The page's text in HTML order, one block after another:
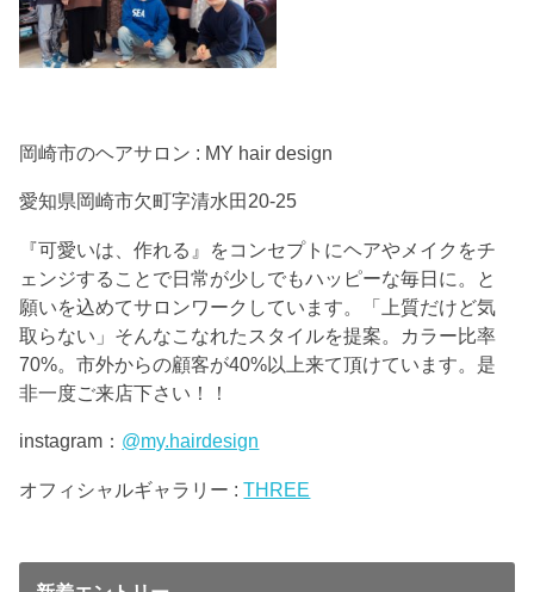
岡崎市のヘアサロン : MY hair design
愛知県岡崎市欠町字清水田20-25
『可愛いは、作れる』をコンセプトにヘアやメイクをチ
ェンジすることで日常が少しでもハッピーな毎日に。と
願いを込めてサロンワークしています。「上質だけど気
取らない」そんなこなれたスタイルを提案。カラー比率
70%。市外からの顧客が40%以上来て頂けています。是
非一度ご来店下さい！！
instagram： @my.hairdesign
オフィシャルギャラリー :THREE